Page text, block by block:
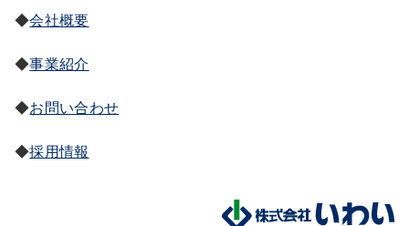
会社概要
事業紹介
お問い合わせ
採用情報